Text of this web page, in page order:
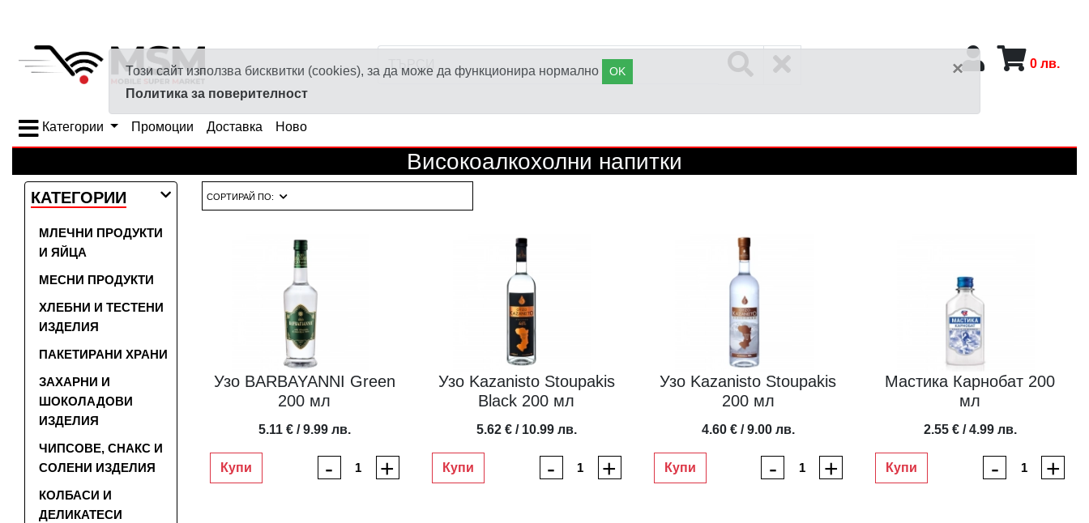
0 лв.
Категории Промоции Доставка Ново
Високоалкохолни напитки
×
Този сайт използва бисквитки (cookies), за да може да функционира нормално OK
Политика за поверителност
КАТЕГОРИИ
МЛЕЧНИ ПРОДУКТИ
И ЯЙЦА
МЕСНИ ПРОДУКТИ
ХЛЕБНИ И ТЕСТЕНИ
ИЗДЕЛИЯ
ПАКЕТИРАНИ ХРАНИ
ЗАХАРНИ И
ШОКОЛАДОВИ
ИЗДЕЛИЯ
ЧИПСОВЕ, СНАКС И
СОЛЕНИ ИЗДЕЛИЯ
КОЛБАСИ И
ДЕЛИКАТЕСИ
СОРТИРАЙ ПО:
Узо BARBAYANNI Green
200 мл
5.11 € / 9.99 лв.
Купи - +
Узо Kazanisto Stoupakis
Black 200 мл
5.62 € / 10.99 лв.
Купи - +
Узо Kazanisto Stoupakis
200 мл
4.60 € / 9.00 лв.
Купи - +
Мастика Карнобат 200
мл
2.55 € / 4.99 лв.
Купи - +